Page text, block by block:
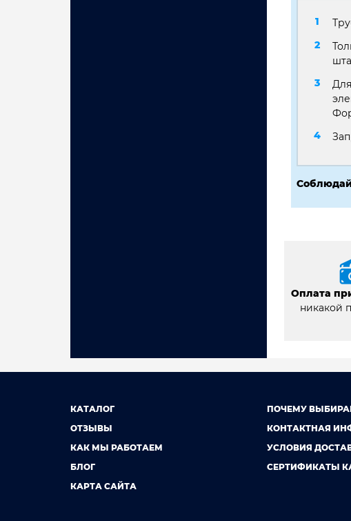
Оплата
никакой
КАТАЛОГ
ОТЗЫВЫ
КАК МЫ РАБОТАЕМ
БЛОГ
КАРТА САЙТА
ПОЧЕМУ
КОНТАКТНАЯ
УСЛОВИЯ
СЕРТИФИКАТЫ